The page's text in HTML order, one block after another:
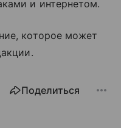
и интернетом.
которое может
Поделиться